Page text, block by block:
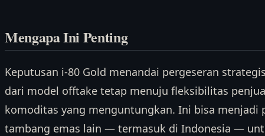
Mengapa Ini Penting
Keputusan i-80 Gold menandai pergeseran
dari model offtake tetap menuju fleksibilitas
komoditas yang menguntungkan. Ini bisa menjadi
tambang emas lain — termasuk di Indonesia —